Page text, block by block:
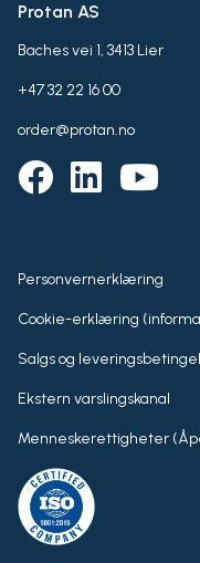
Protan AS
Baches vei 1, 3413 Lier
+47 32 22 16 00
order@protan.no
Personvernerklæring
Cookie-erklæring
Salgs og
Ekstern varslingskanal
Menneskerettigheter